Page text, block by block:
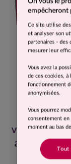
Grâce à
version de
empêcheront
Ce site utilise
et analyser son
partenaires - des
mesurer leur
Vous avez la
de ces cookies, à
fonctionnement
anonymisées.
Vous pourrez
consentement en
moment au bas
Tout